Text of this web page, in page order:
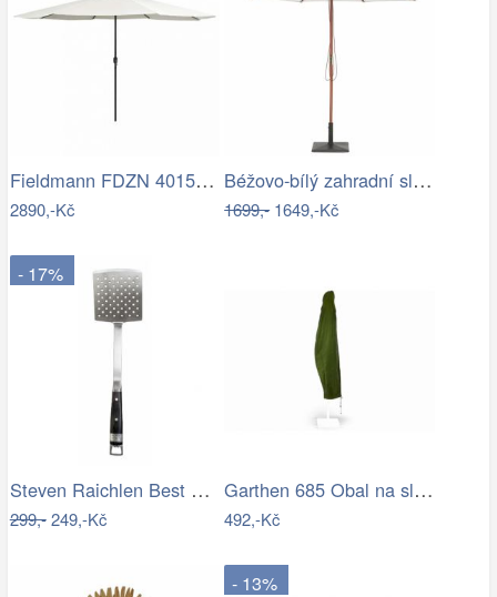
Fieldmann FDZN 4015 krémová
2890,-Kč
Béžovo-bílý zahradní slunečník ⌀260 cm…
1699,-1649,-Kč
- 17%
Steven Raichlen Best of Barbecue…
299,-249,-Kč
Garthen 685 Obal na slunečník s…
492,-Kč
- 13%